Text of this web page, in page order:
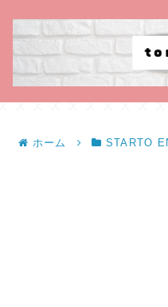
ホーム STARTO